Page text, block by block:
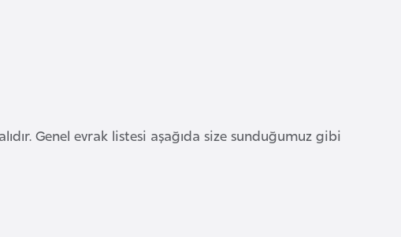
Genel evrak listesi aşağıda size sunduğumuz gibi